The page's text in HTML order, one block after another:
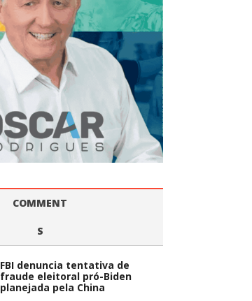
COMMENT
S
FBI denuncia tentativa de
fraude eleitoral pró-Biden
planejada pela China